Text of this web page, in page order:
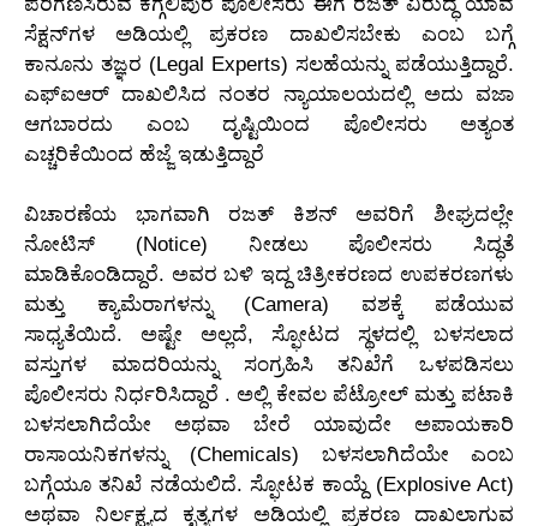
ಸೆಕ್ಷನ್‌ಗಳ ಅಡಿಯಲ್ಲಿ ಪ್ರಕರಣ ದಾಖಲಿಸಬೇಕು ಎಂಬ ಬಗ್ಗೆ
ಕಾನೂನು ತಜ್ಞರ (Legal Experts) ಸಲಹೆಯನ್ನು ಪಡೆಯುತ್ತಿದ್ದಾರೆ.
ಎಫ್‌ಐಆರ್ ದಾಖಲಿಸಿದ ನಂತರ ನ್ಯಾಯಾಲಯದಲ್ಲಿ ಅದು ವಜಾ
ಆಗಬಾರದು ಎಂಬ ದೃಷ್ಟಿಯಿಂದ ಪೊಲೀಸರು ಅತ್ಯಂತ
ಎಚ್ಚರಿಕೆಯಿಂದ ಹೆಜ್ಜೆ ಇಡುತ್ತಿದ್ದಾರೆ
ವಿಚಾರಣೆಯ ಭಾಗವಾಗಿ ರಜತ್ ಕಿಶನ್ ಅವರಿಗೆ ಶೀಘ್ರದಲ್ಲೇ
ನೋಟಿಸ್ (Notice) ನೀಡಲು ಪೊಲೀಸರು ಸಿದ್ಧತೆ
ಮಾಡಿಕೊಂಡಿದ್ದಾರೆ. ಅವರ ಬಳಿ ಇದ್ದ ಚಿತ್ರೀಕರಣದ ಉಪಕರಣಗಳು
ಮತ್ತು ಕ್ಯಾಮೆರಾಗಳನ್ನು (Camera) ವಶಕ್ಕೆ ಪಡೆಯುವ
ಸಾಧ್ಯತೆಯಿದೆ. ಅಷ್ಟೇ ಅಲ್ಲದೆ, ಸ್ಫೋಟದ ಸ್ಥಳದಲ್ಲಿ ಬಳಸಲಾದ
ವಸ್ತುಗಳ ಮಾದರಿಯನ್ನು ಸಂಗ್ರಹಿಸಿ ತನಿಖೆಗೆ ಒಳಪಡಿಸಲು
ಪೊಲೀಸರು ನಿರ್ಧರಿಸಿದ್ದಾರೆ . ಅಲ್ಲಿ ಕೇವಲ ಪೆಟ್ರೋಲ್ ಮತ್ತು ಪಟಾಕಿ
ಬಳಸಲಾಗಿದೆಯೇ ಅಥವಾ ಬೇರೆ ಯಾವುದೇ ಅಪಾಯಕಾರಿ
ರಾಸಾಯನಿಕಗಳನ್ನು (Chemicals) ಬಳಸಲಾಗಿದೆಯೇ ಎಂಬ
ಬಗ್ಗೆಯೂ ತನಿಖೆ ನಡೆಯಲಿದೆ. ಸ್ಫೋಟಕ ಕಾಯ್ದೆ (Explosive Act)
ಅಥವಾ ನಿರ್ಲಕ್ಷ್ಯದ ಕೃತ್ಯಗಳ ಅಡಿಯಲ್ಲಿ ಪ್ರಕರಣ ದಾಖಲಾಗುವ